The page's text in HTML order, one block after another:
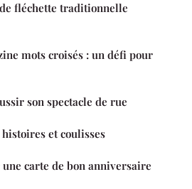
fléchette traditionnelle
mots croisés : un défi pour
son spectacle de rue
et coulisses
carte de bon anniversaire